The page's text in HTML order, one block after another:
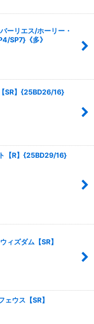
ーリエス/ホーリー・
SP7}《多》
SR】{25BD26/16}
【R】{25BD29/16}
ィズダム【SR】
ウス【SR】